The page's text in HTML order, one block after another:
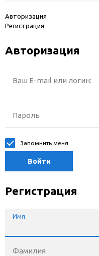
Авторизация
Регистрация
Авторизация
Ваш E-mail или логин:
Пароль
Запомнить меня
Войти
Регистрация
Имя
Фамилия